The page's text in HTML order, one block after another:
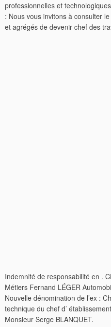
professionnelles et
: Nous vous invitons à consulter
et agrégés de devenir chef des
Indemnité de responsabilité en .
Métiers Fernand LÉGER
Nouvelle dénomination de l’ex :
technique du chef d’
Monsieur Serge BLANQUET.